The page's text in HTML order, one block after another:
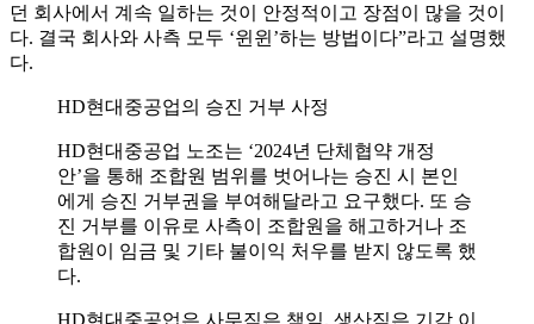
던 회사에서 계속 일하는 것이 안정적이고 장점이 많을 것이
다. 결국 회사와 사측 모두 ‘윈윈’하는 방법이다”라고 설명했
다.
HD현대중공업의 승진 거부 사정
HD현대중공업 노조는 ‘2024년 단체협약 개정
안’을 통해 조합원 범위를 벗어나는 승진 시 본인
에게 승진 거부권을 부여해달라고 요구했다. 또 승
진 거부를 이유로 사측이 조합원을 해고하거나 조
합원이 임금 및 기타 불이익 처우를 받지 않도록 했
다.